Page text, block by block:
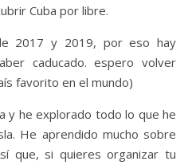
Cuba por libre.
2017 y 2019, por eso hay
caducado. espero volver
favorito en el mundo)
y he explorado todo lo que he
He aprendido mucho sobre
que, si quieres organizar tu